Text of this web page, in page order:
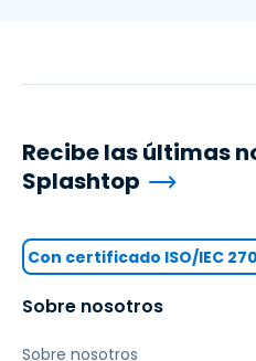
Sobre nosotros
Sobre nosotros
Recibe las últimas
Splashtop
Con certificado ISO/IEC